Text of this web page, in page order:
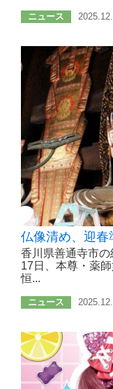
ニュース
仏像清め、迎
香川県善通寺市
17日、本尊・薬
恒...
ニュース